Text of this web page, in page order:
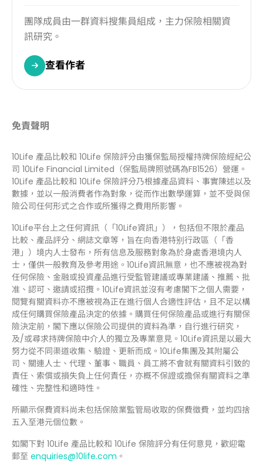
團隊成員由一群資料搜集員組成，主力保險相關資
訊研究。
查看作者
免責聲明
10Life 產品比較和 10Life 保險評分由獲保監局授權持牌保險經紀公
司 10Life Financial Limited（保監局牌照號碼為FB1526）營運。
10Life 產品比較和 10Life 保險評分乃根據產品資料、事實陳述以及
數據，並以一般消費者作為對象，從而作出數學運算，並不受與保
險公司任何形式之合作或所獲得之費用所影響。
10Life平台上之任何資訊（「10Life資訊」），包括但不限於產品
比較、產品評分、網誌文章等，旨在向香港特别行政區（「香
港」）境内人士發布，所有信息及服務對象為於身處香港境内人
士，僅供一般教育及參考用途。10Life資訊無意，也不應被視為對
任何保險、金融或投資產品進行受監管建議或專業建議、推薦、批
准、認可、邀請或招攬。10Life資訊並沒有考慮閣下之個人需要，
閱覽有關資料亦不應被視為正在進行個人合適性評估，且不足以構
成任何購買保險產品決定的依據。購買任何保險產品或進行有關保
險決定前，閣下應以保險公司提供的資料為準，自行進行研究，
及/或尋求持牌保險中介人的獨立及專業意見。10Life資訊是以最大
努力從不同渠道收集、驗證、更新而成。10Life集團及其附屬公
司、關連人士、代理、董事、職員、員工將不會就有關資料引致的
責任、索償或損失負上任何責任，亦概不保證或擔保有關資料之準
確性、完整性和適時性。
所顯示保費資料尚未包括保險業監管局收取的保費徵費，並均四捨
五入至港元個位數。
如閣下對 10Life 產品比較和 10Life 保險評分有任何意見，歡迎電
郵至 enquiries@10life.com 。